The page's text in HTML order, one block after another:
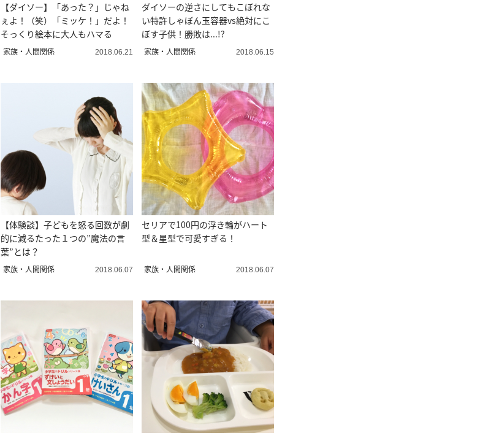
【ダイソー】「あった？」じゃね
ぇよ！（笑）「ミッケ！」だよ！
そっくり絵本に大人もハマる
家族・人間関係 2018.06.21
ダイソーの逆さにしてもこぼれな
い特許しゃぼん玉容器vs絶対にこ
ぼす子供！勝敗は...!?
家族・人間関係 2018.06.15
【体験談】子どもを怒る回数が劇
的に減るたった１つの”魔法の言
葉”とは？
家族・人間関係 2018.06.07
セリアで100円の浮き輪がハート
型＆星型で可愛すぎる！
家族・人間関係 2018.06.07